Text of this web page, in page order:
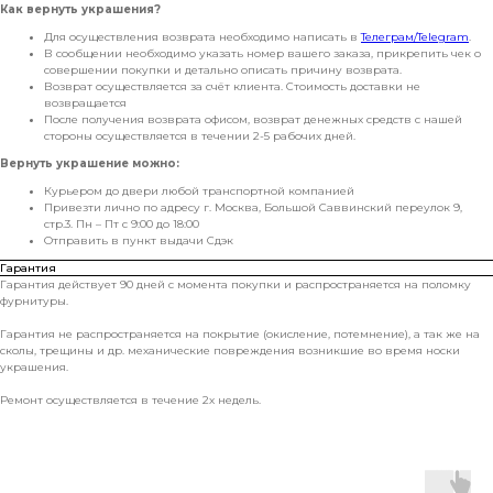
Как вернуть украшения?
Для осуществления возврата необходимо написать вТелеграм/Telegram.
В сообщении необходимо указать номер вашего заказа, прикрепить чек о
совершении покупки и детально описать причину возврата.
Возврат осуществляется за счёт клиента. Стоимость доставки не
возвращается
После получения возврата офисом, возврат денежных средств с нашей
стороны осуществляется в течении 2-5 рабочих дней.
Вернуть украшение можно:
Курьером до двери любой транспортной компанией
Привезти лично по адресу г. Москва, Большой Саввинский переулок 9,
стр.3. Пн – Пт с 9:00 до 18:00
Отправить в пункт выдачи Сдэк
Гарантия
Гарантия действует 90 дней с момента покупки и распространяется на поломку
фурнитуры.
Гарантия не распространяется на покрытие (окисление, потемнение), а так же на
сколы, трещины и др. механические повреждения возникшие во время носки
украшения.
Ремонт осуществляется в течение 2х недель.